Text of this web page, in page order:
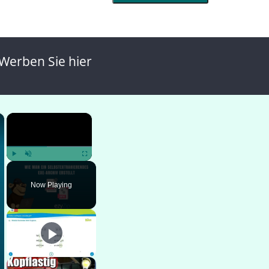
Sie hier
×
Unmute Fullscreen
Now Playing